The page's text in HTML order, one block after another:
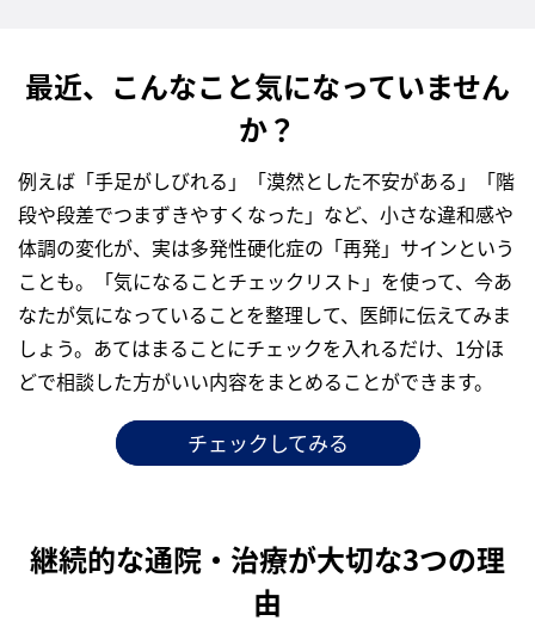
最近、こんなこと気になっていません
か？
例えば「手足がしびれる」「漠然とした不安がある」「階
段や段差でつまずきやすくなった」など、小さな違和感や
体調の変化が、実は多発性硬化症の「再発」サインという
ことも。「気になることチェックリスト」を使って、今あ
なたが気になっていることを整理して、医師に伝えてみま
しょう。あてはまることにチェックを入れるだけ、1分ほ
どで相談した方がいい内容をまとめることができます。
チェックしてみる
継続的な通院・治療が大切な3つの理
由